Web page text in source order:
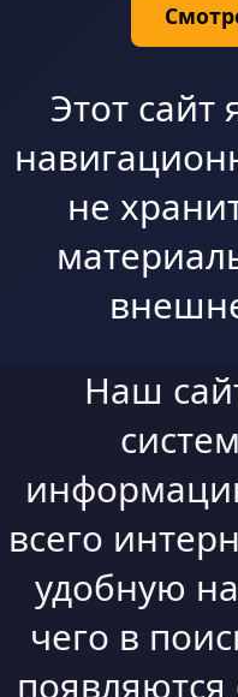
Этот сайт
не
Наш
всего
удобную
чего в
появляются